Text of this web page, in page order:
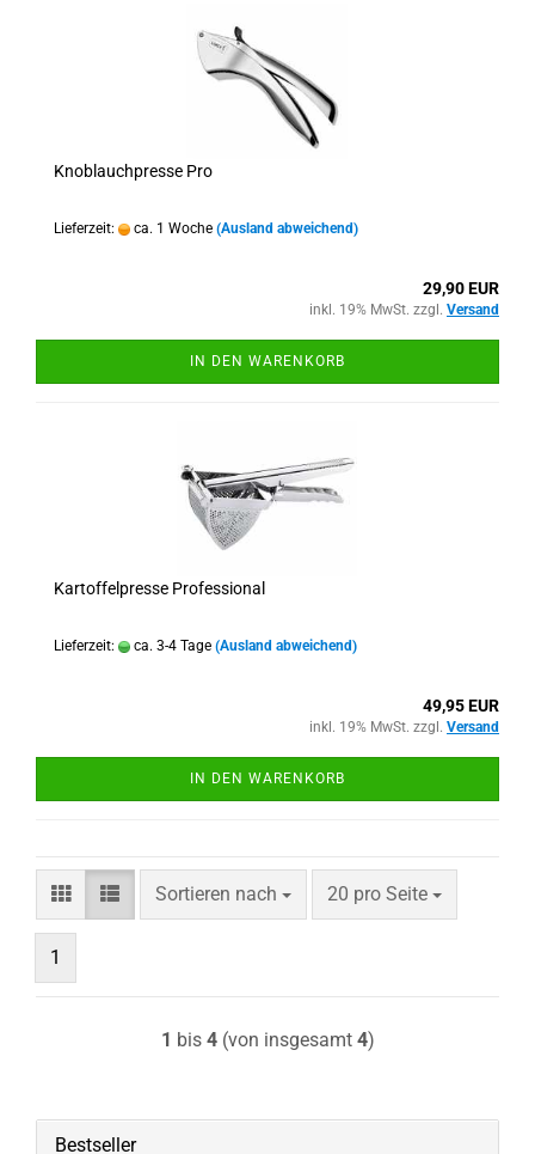
Knoblauchpresse Pro
Lieferzeit: ca. 1 Woche (Ausland abweichend)
29,90 EUR
inkl. 19% MwSt. zzgl. Versand
IN DEN WARENKORB
Kartoffelpresse Professional
Lieferzeit: ca. 3-4 Tage (Ausland abweichend)
49,95 EUR
inkl. 19% MwSt. zzgl. Versand
IN DEN WARENKORB
Sortieren nach
Sortieren nach 20 pro Seite
pro Seite
1
1 bis 4(von insgesamt 4)
Bestseller